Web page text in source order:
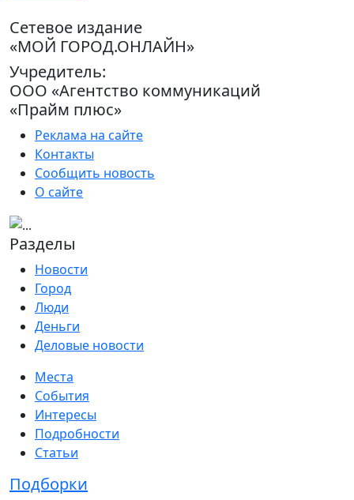
Сетевое издание
«МОЙ ГОРОД.ОНЛАЙН»
Учредитель:
ООО «Агентство коммуникаций
«Прайм плюс»
Реклама на сайте
Контакты
Сообщить новость
О сайте
Разделы
Новости
Город
Люди
Деньги
Деловые новости
Места
События
Интересы
Подробности
Статьи
Подборки